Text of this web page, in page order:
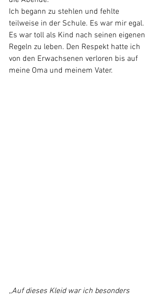
Ich begann zu stehlen und fehlte
teilweise in der Schule. Es war mir egal.
Es war toll als Kind nach seinen eigenen
Regeln zu leben. Den Respekt hatte ich
von den Erwachsenen verloren bis auf
meine Oma und meinem Vater.
,,Auf dieses Kleid war ich besonders